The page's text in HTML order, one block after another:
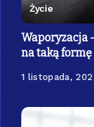
Życie
Waporyzacja
na taką
1 listopada,